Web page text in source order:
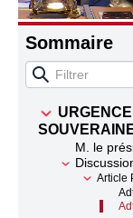
Sommaire
M. le
Article